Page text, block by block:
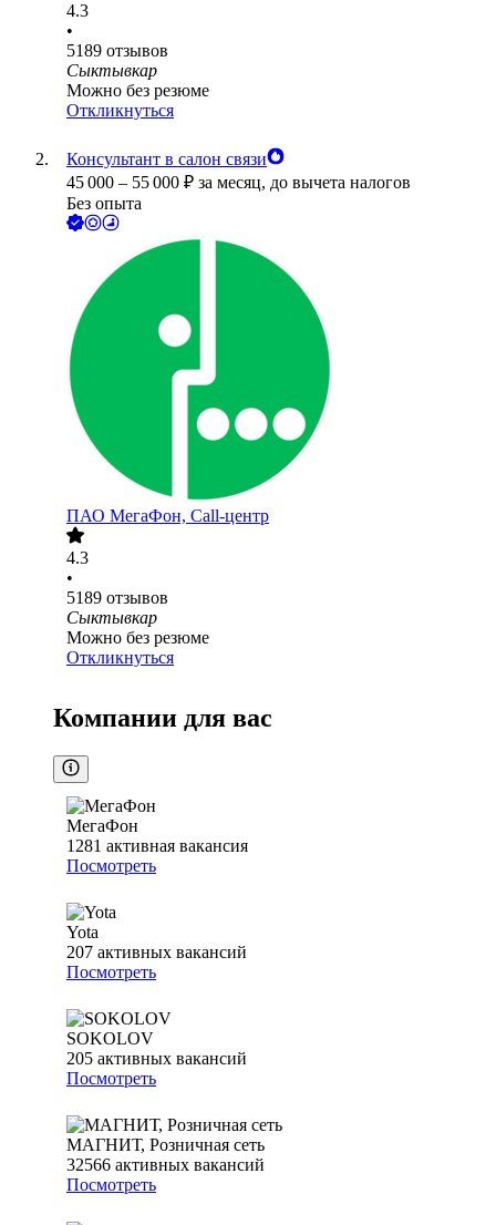
4.3
•
5189 отзывов
Сыктывкар
Можно без резюме
Откликнуться
Консультант в салон связи
45 000 – 55 000 ₽ за месяц, до вычета налогов
Без опыта
ПАО МегаФон, Call-центр
4.3
•
5189 отзывов
Сыктывкар
Можно без резюме
Откликнуться
Компании для вас
МегаФон
1281 активная вакансия
Посмотреть
Yota
207 активных вакансий
Посмотреть
SOKOLOV
205 активных вакансий
Посмотреть
МАГНИТ, Розничная сеть
32566 активных вакансий
Посмотреть